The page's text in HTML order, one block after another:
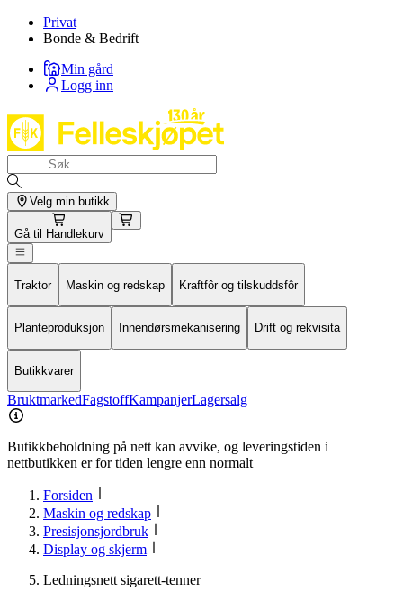
Privat
Bonde & Bedrift
Min gård
Logg inn
Velg min butikk
Gå til Handlekurv
Traktor Maskin og redskap Kraftfôr og tilskuddsfôr
Planteproduksjon Innendørsmekanisering Drift og rekvisita
Butikkvarer
BruktmarkedFagstoffKampanjerLagersalg
Butikkbeholdning på nett kan avvike, og leveringstiden i
nettbutikken er for tiden lengre enn normalt
Forsiden
Maskin og redskap
Presisjonsjordbruk
Display og skjerm
Ledningsnett sigarett-tenner